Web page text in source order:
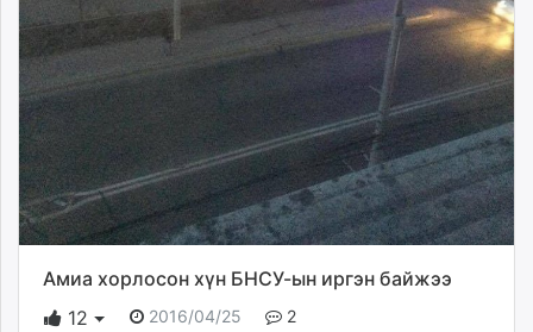
Амиа хорлосон хүн БНСУ-ын иргэн байжээ
12
2016/04/25 2